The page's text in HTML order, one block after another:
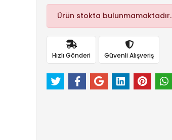
Ürün stokta bulunmamaktadır.
Hızlı Gönderi Güvenli Alışveriş